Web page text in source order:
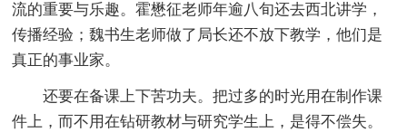
流的重要与乐趣。霍懋征老师年逾八旬还去西北讲学，
传播经验；魏书生老师做了局长还不放下教学，他们是
真正的事业家。
还要在备课上下苦功夫。把过多的时光用在制作课
件上，而不用在钻研教材与研究学生上，是得不偿失。